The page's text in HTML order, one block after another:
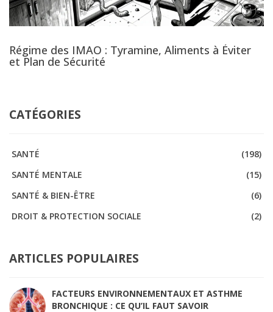
Régime des IMAO : Tyramine, Aliments à Éviter
et Plan de Sécurité
CATÉGORIES
SANTÉ
(198)
SANTÉ MENTALE
(15)
SANTÉ & BIEN-ÊTRE
(6)
DROIT & PROTECTION SOCIALE
(2)
ARTICLES POPULAIRES
FACTEURS ENVIRONNEMENTAUX ET ASTHME
BRONCHIQUE : CE QU’IL FAUT SAVOIR